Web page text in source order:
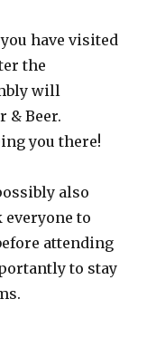
have visited
the
will
& Beer.
you there!
also
everyone to
attending
to stay